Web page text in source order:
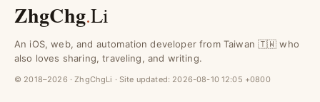
ZhgChg.Li
An iOS, web, and automation developer from Taiwan 🇹🇼 who
also loves sharing, traveling, and writing.
© 2018–2026 · ZhgChgLi · Site updated: 2026-08-10 12:05 +0800